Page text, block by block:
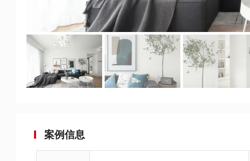
案例信息